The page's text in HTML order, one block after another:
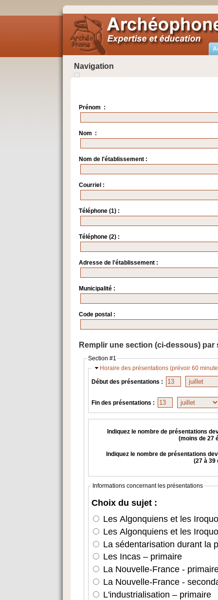
Navigation
Prénom :
Nom :
Nom de l'établissement :
Courriel :
Téléphone (1) :
Téléphone (2) :
Adresse de l'établissement :
Municipalité :
Code postal :
Remplir une section (ci-dessous)
Section #1
Horaire des présentations (prévoir 60
Début des présentations :
Fin des présentations :
Indiquez le nombre de présentations
(moins de 27
Indiquez le nombre de présentations
(27 à 39
Informations concernant les présentations
Choix du sujet :
Les Algonquiens et les
Les Algonquiens et les
La sédentarisation durant la
Les Incas – primaire
La Nouvelle-France -
La Nouvelle-France -
L'industrialisation – primaire